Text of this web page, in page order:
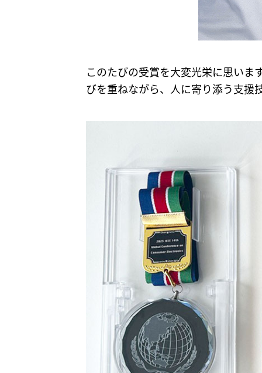
このたびの受賞を大変光栄に思いま
びを重ねながら、人に寄り添う支援